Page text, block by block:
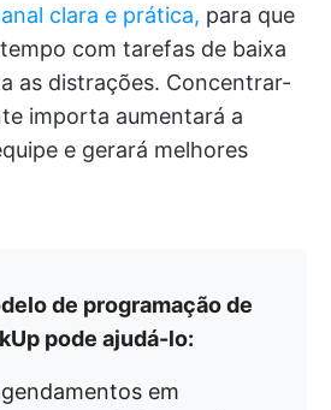
clara e prática, para que
com tarefas de baixa
as distrações. Concentrar-
importa aumentará a
e gerará melhores
de programação de
pode ajudá-lo:
em